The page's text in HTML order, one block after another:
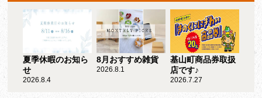
夏季休暇のお知ら
せ
2026.8.4
8月おすすめ雑貨
2026.8.1
基山町商品券取扱
店です♪
2026.7.27